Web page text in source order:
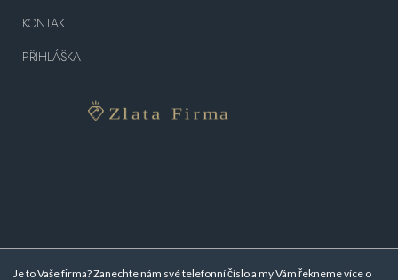
Je to Vaše firma? Zanechte nám své telefonní číslo a my Vám řekneme více o
KONTAKT
PŘIHLÁŠKA